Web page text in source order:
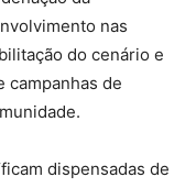
nas
do cenário e
campanhas de
dispensadas de